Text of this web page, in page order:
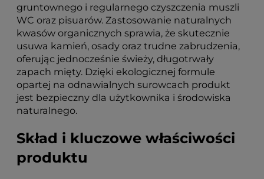
gruntownego i regularnego czyszczenia muszli
WC oraz pisuarów. Zastosowanie naturalnych
kwasów organicznych sprawia, że skutecznie
usuwa kamień, osady oraz trudne zabrudzenia,
oferując jednocześnie świeży, długotrwały
zapach mięty. Dzięki ekologicznej formule
opartej na odnawialnych surowcach produkt
jest bezpieczny dla użytkownika i środowiska
naturalnego.
Skład i kluczowe właściwości
produktu